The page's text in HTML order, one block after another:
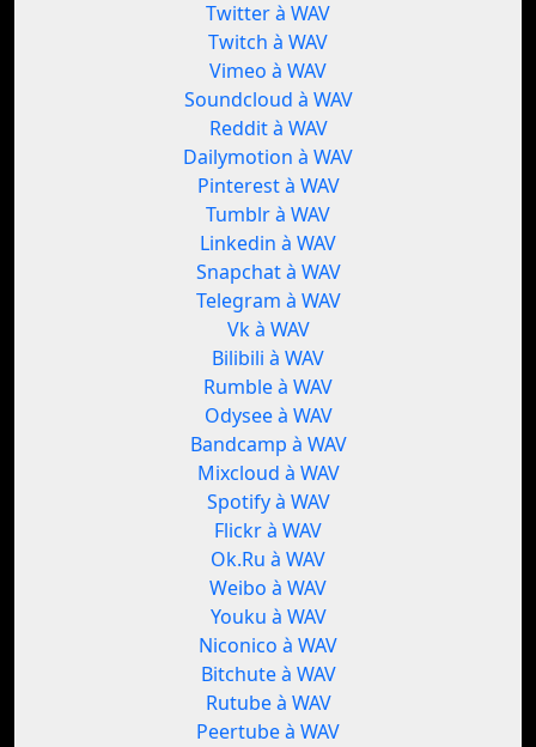
Twitter à WAV
Twitch à WAV
Vimeo à WAV
Soundcloud à WAV
Reddit à WAV
Dailymotion à WAV
Pinterest à WAV
Tumblr à WAV
Linkedin à WAV
Snapchat à WAV
Telegram à WAV
Vk à WAV
Bilibili à WAV
Rumble à WAV
Odysee à WAV
Bandcamp à WAV
Mixcloud à WAV
Spotify à WAV
Flickr à WAV
Ok.Ru à WAV
Weibo à WAV
Youku à WAV
Niconico à WAV
Bitchute à WAV
Rutube à WAV
Peertube à WAV